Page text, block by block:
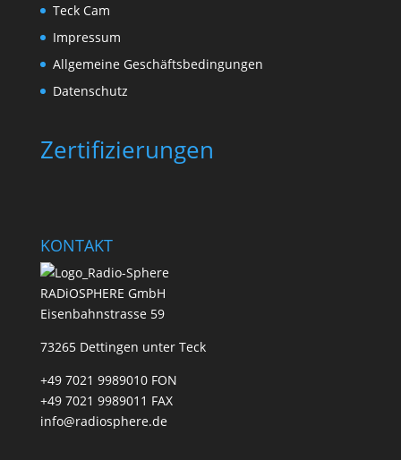
Teck Cam
Impressum
Allgemeine Geschäftsbedingungen
Datenschutz
Zertifizierungen
KONTAKT
RADiOSPHERE GmbH
Eisenbahnstrasse 59
73265 Dettingen unter Teck
+49 7021 9989010 FON
+49 7021 9989011 FAX
info@radiosphere.de